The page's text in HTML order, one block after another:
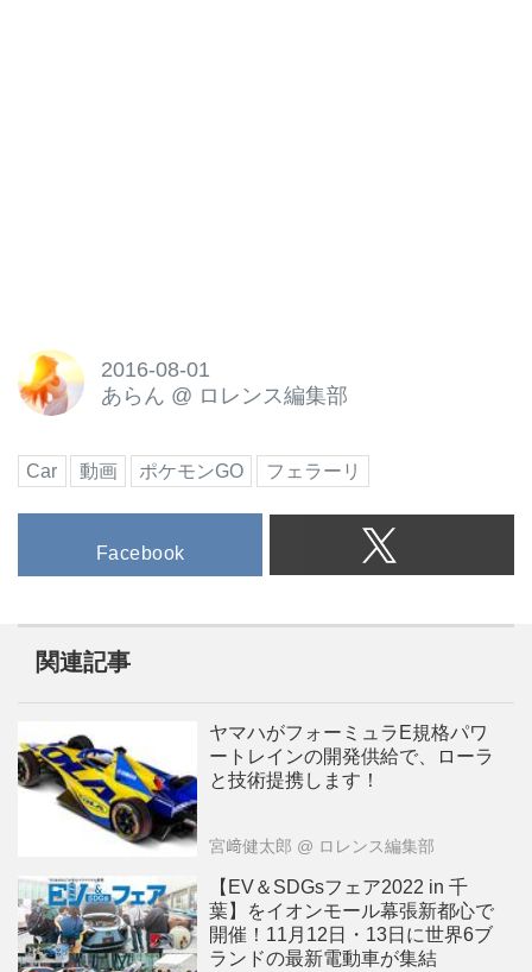
2016-08-01
あらん @ ロレンス編集部
Car 動画 ポケモンGO フェラーリ
Facebook
関連記事
ヤマハがフォーミュラE規格パワ
ートレインの開発供給で、ローラ
と技術提携します！
宮﨑健太郎 @ ロレンス編集部
【EV＆SDGsフェア2022 in 千
葉】をイオンモール幕張新都心で
開催！11月12日・13日に世界6ブ
ランドの最新電動車が集結